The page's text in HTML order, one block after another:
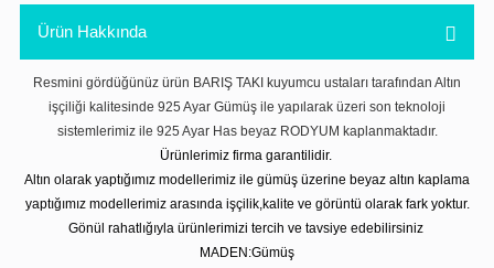
Ürün Hakkında
Resmini gördüğünüz ürün BARIŞ TAKI kuyumcu ustaları tarafından Altın
işçiliği kalitesinde 925 Ayar Gümüş ile yapılarak üzeri son teknoloji
sistemlerimiz ile 925 Ayar Has beyaz RODYUM kaplanmaktadır.
Ürünlerimiz firma garantilidir.
Altın olarak yaptığımız modellerimiz ile gümüş üzerine beyaz altın kaplama
yaptığımız modellerimiz arasında işçilik,kalite ve görüntü olarak fark yoktur.
Gönül rahatlığıyla ürünlerimizi tercih ve tavsiye edebilirsiniz
MADEN:Gümüş